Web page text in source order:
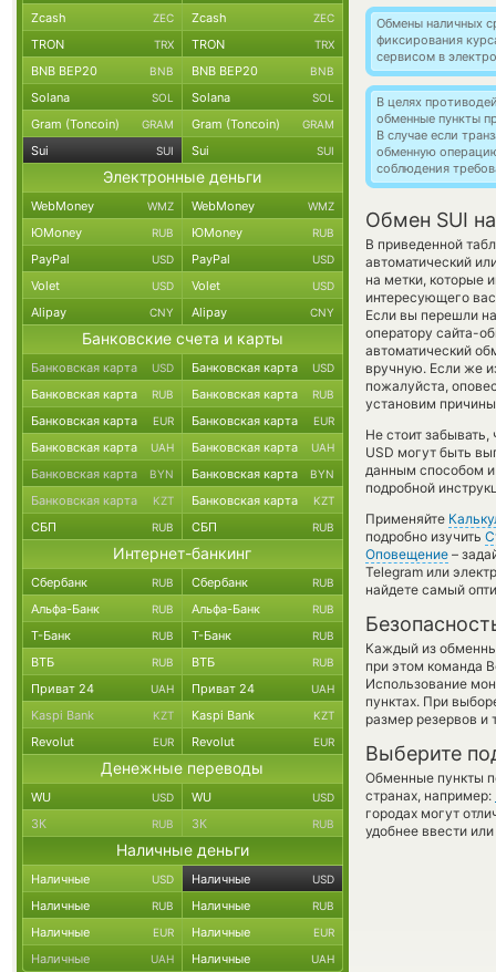
Обмены наличных
фиксирования
сервисом в
В целях
обменные пункты
В случае если
обменную
соблюдения
Обмен SUI
В приведенной
автоматический
на метки, которые
интересующего
Если вы перешли
оператору сайта-
автоматический
вручную. Если же
пожалуйста,
установим
Не стоит
USD могут быть
данным способом и
подробной
Применяйте
подробно изучить
Оповещение –
Telegram или
найдете самый
Каждый из
при этом команда
Использование
пунктах. При
размер резервов и
Выберите
Обменные пункты
странах, например:
городах могут
удобнее ввести
Zcash ZEC Zcash ZEC
TRON TRX TRON TRX
BNB BEP20 BNB BNB BEP20 BNB
Solana SOL Solana SOL
Gram (Toncoin) GRAM Gram (Toncoin) GRAM
Sui SUI Sui SUI
Электронные деньги
WebMoney WMZ WebMoney WMZ
ЮMoney RUB ЮMoney RUB
PayPal USD PayPal USD
Volet USD Volet USD
Alipay CNY Alipay CNY
Банковские счета и карты
Банковская карта USD Банковская карта USD
Банковская карта RUB Банковская карта RUB
Банковская карта EUR Банковская карта EUR
Банковская карта UAH Банковская карта UAH
Банковская карта BYN Банковская карта BYN
Банковская карта KZT Банковская карта KZT
СБП RUB СБП RUB
Интернет-банкинг
Сбербанк RUB Сбербанк RUB
Альфа-Банк RUB Альфа-Банк RUB
Т-Банк RUB Т-Банк RUB
ВТБ RUB ВТБ RUB
Приват 24 UAH Приват 24 UAH
Kaspi Bank KZT Kaspi Bank KZT
Revolut EUR Revolut EUR
Денежные переводы
WU USD WU USD
ЗК RUB ЗК RUB
Наличные деньги
Наличные USD Наличные USD
Наличные RUB Наличные RUB
Наличные EUR Наличные EUR
Наличные UAH Наличные UAH